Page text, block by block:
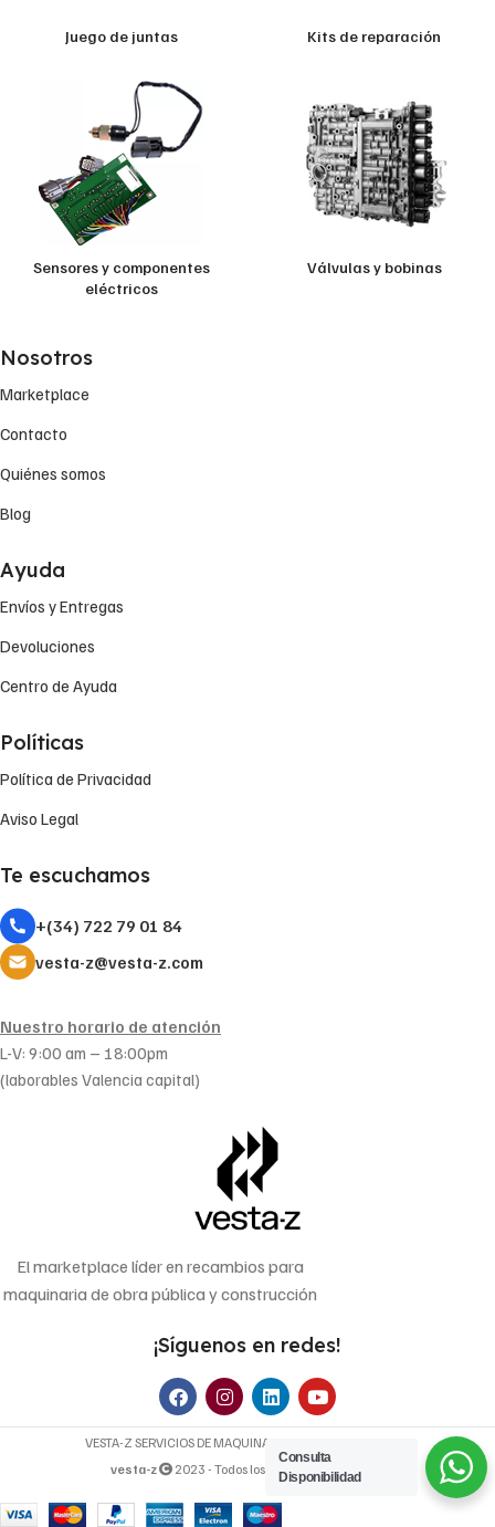
Juego de juntas Kits de reparación
Sensores y componentes
eléctricos
Válvulas y bobinas
Nosotros
Marketplace
Contacto
Quiénes somos
Blog
Ayuda
Envíos y Entregas
Devoluciones
Centro de Ayuda
Políticas
Política de Privacidad
Aviso Legal
Te escuchamos
+(34) 722 79 01 84
vesta-z@vesta-z.com
Nuestro horario de atención
L-V: 9:00 am – 18:00pm
(laborables Valencia capital)
El marketplace líder en recambios para
maquinaria de obra pública y construcción
¡Síguenos en redes!
VESTA-Z SERVICIOS DE MAQUINARIA OP, S.L. | B-70640107
vesta-z
2023 - Todos los derechos reservados.
Consulta
Disponibilidad